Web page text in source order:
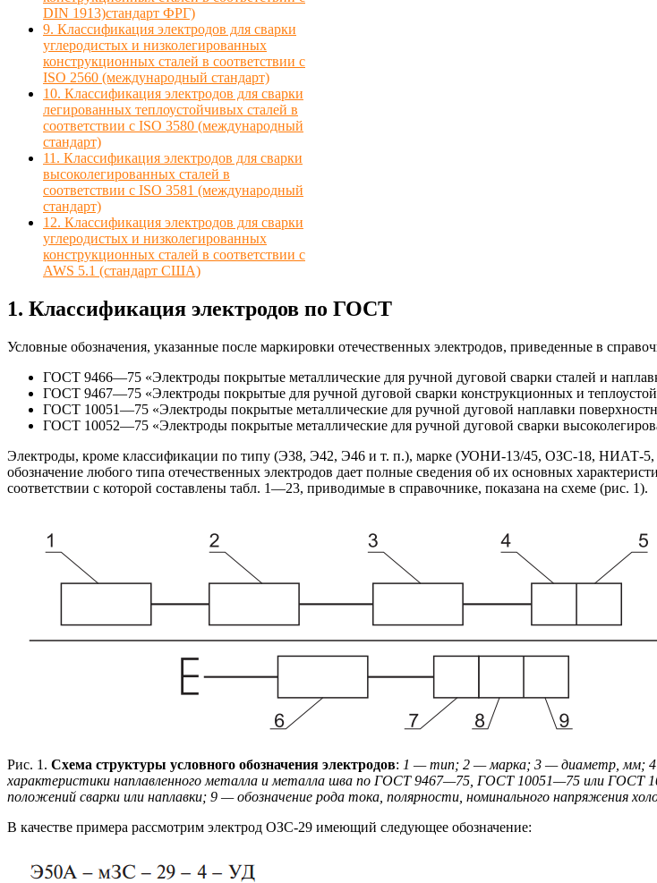
DIN 1913)стандарт ФРГ)
9. Классификация электродов для сварки
углеродистых и низколегированных
конструкционных сталей в соответствии с
ISO 2560 (международный стандарт)
10. Классификация электродов для сварки
легированных теплоустойчивых сталей в
соответствии с ISO 3580 (международный
стандарт)
11. Классификация электродов для сварки
высоколегированных сталей в
соответствии с ISO 3581 (международный
стандарт)
12. Классификация электродов для сварки
углеродистых и низколегированных
конструкционных сталей в соответствии с
AWS 5.1 (стандарт США)
1. Классификация электродов по ГОСТ
Условные обозначения, указанные после маркировки отечественных электродов, приведенные в
ГОСТ 9466—75 «Электроды покрытые металлические для ручной дуговой сварки сталей и
ГОСТ 9467—75 «Электроды покрытые для ручной дуговой сварки конструкционных и
ГОСТ 10051—75 «Электроды покрытые металлические для ручной дуговой наплавки
ГОСТ 10052—75 «Электроды покрытые металлические для ручной дуговой сварки
Электроды, кроме классификации по типу (Э38, Э42, Э46 и т. п.), марке (УОНИ-13/45, ОЗС-18, НИАТ-5,
обозначение любого типа отечественных электродов дает полные сведения об их основных
соответствии с которой составлены табл. 1—23, приводимые в справочнике, показана на схеме (рис. 1).
Рис. 1. Схема структуры условного обозначения электродов: 1 — тип; 2 — марка; 3 — диаметр, мм; 4
характеристики наплавленного металла и металла шва по ГОСТ 9467—75, ГОСТ 10051—75 или
положений сварки или наплавки; 9 — обозначение рода тока, полярности, номинального напряжения
В качестве примера рассмотрим электрод ОЗС-29 имеющий следующее обозначение: